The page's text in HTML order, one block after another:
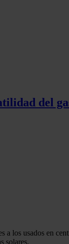
del
a los usados en
solares.